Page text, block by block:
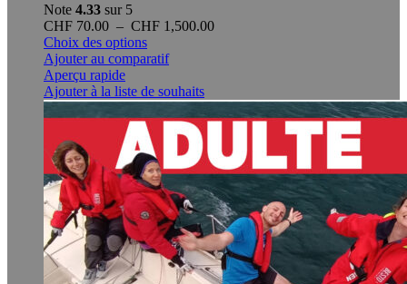
Note 4.33 sur 5
CHF 70.00 – CHF 1,500.00Plage
CHF 1,500.00
Choix des optionsCe
produit
plusieurs
variations.
Les
options
peuvent
être
choisies
sur
la
page
du
produit
Ajouter au comparatif
Aperçu rapide
Ajouter à la liste de souhaits